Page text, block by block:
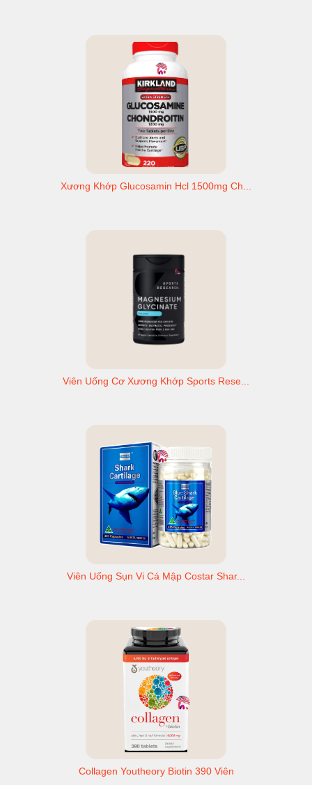
Xương Khớp Glucosamin Hcl 1500mg Ch...
Viên Uống Cơ Xương Khớp Sports Rese...
Viên Uống Sụn Vi Cá Mập Costar Shar...
Collagen Youtheory Biotin 390 Viên